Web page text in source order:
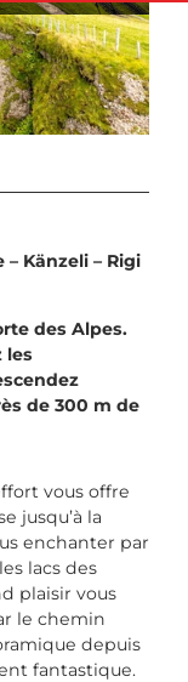
Switzerland Tourism
– Känzeli – Rigi
des Alpes.
les
de 300 m de
vous offre
jusqu’à la
enchanter par
lacs des
plaisir vous
le chemin
depuis
fantastique.